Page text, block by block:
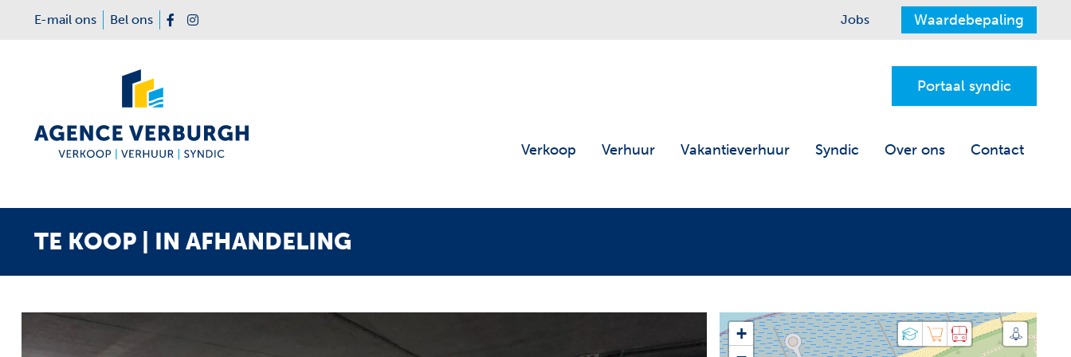
Menu overslaan en naar de inhoud gaan
Portaal syndic
E-mail ons Bel ons Facebook
Instagram Jobs Waardebepaling
Verkoop Verhuur Vakantieverhuur Syndic Over ons Contact
TE KOOP | IN AFHANDELING
+